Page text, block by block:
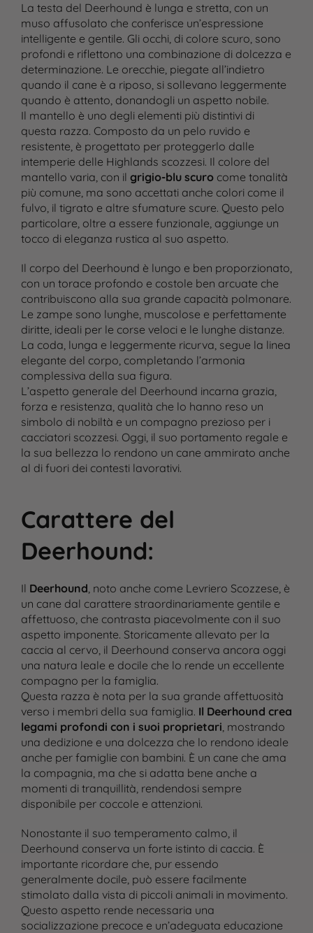
La testa del Deerhound è lunga e stretta, con un
muso affusolato che conferisce un’espressione
intelligente e gentile. Gli occhi, di colore scuro, sono
profondi e riflettono una combinazione di dolcezza e
determinazione. Le orecchie, piegate all’indietro
quando il cane è a riposo, si sollevano leggermente
quando è attento, donandogli un aspetto nobile.
Il mantello è uno degli elementi più distintivi di
questa razza. Composto da un pelo ruvido e
resistente, è progettato per proteggerlo dalle
intemperie delle Highlands scozzesi. Il colore del
mantello varia, con il grigio-blu scurocome tonalità
più comune, ma sono accettati anche colori come il
fulvo, il tigrato e altre sfumature scure. Questo pelo
particolare, oltre a essere funzionale, aggiunge un
tocco di eleganza rustica al suo aspetto.
Il corpo del Deerhound è lungo e ben proporzionato,
con un torace profondo e costole ben arcuate che
contribuiscono alla sua grande capacità polmonare.
Le zampe sono lunghe, muscolose e perfettamente
diritte, ideali per le corse veloci e le lunghe distanze.
La coda, lunga e leggermente ricurva, segue la linea
elegante del corpo, completando l’armonia
complessiva della sua figura.
L’aspetto generale del Deerhound incarna grazia,
forza e resistenza, qualità che lo hanno reso un
simbolo di nobiltà e un compagno prezioso per i
cacciatori scozzesi. Oggi, il suo portamento regale e
la sua bellezza lo rendono un cane ammirato anche
al di fuori dei contesti lavorativi.
Carattere del
Deerhound:
Il Deerhound, noto anche come Levriero Scozzese, è
un cane dal carattere straordinariamente gentile e
affettuoso, che contrasta piacevolmente con il suo
aspetto imponente. Storicamente allevato per la
caccia al cervo, il Deerhound conserva ancora oggi
una natura leale e docile che lo rende un eccellente
compagno per la famiglia.
Questa razza è nota per la sua grande affettuosità
verso i membri della sua famiglia. Il Deerhound crea
legami profondi con i suoi proprietari, mostrando
una dedizione e una dolcezza che lo rendono ideale
anche per famiglie con bambini. È un cane che ama
la compagnia, ma che si adatta bene anche a
momenti di tranquillità, rendendosi sempre
disponibile per coccole e attenzioni.
Nonostante il suo temperamento calmo, il
Deerhound conserva un forte istinto di caccia. È
importante ricordare che, pur essendo
generalmente docile, può essere facilmente
stimolato dalla vista di piccoli animali in movimento.
Questo aspetto rende necessaria una
socializzazione precoce e un’adeguata educazione